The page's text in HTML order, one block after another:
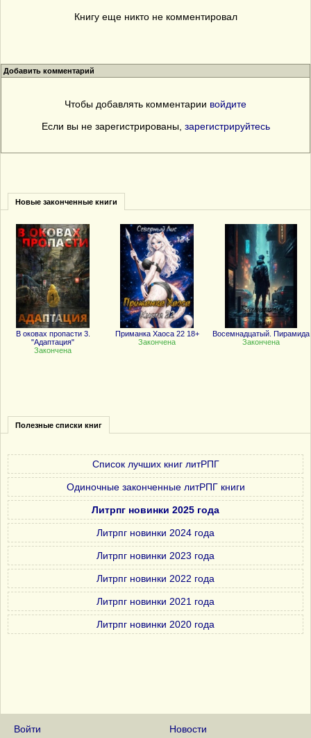
Книгу еще никто не комментировал
Добавить комментарий
Чтобы добавлять комментарии войдите
Если вы не зарегистрированы, зарегистрируйтесь
Новые законченные книги
В оковах пропасти 3.
"Адаптация"
Закончена
Приманка Хаоса 22 18+
Закончена
Восемнадцатый. Пирамида
Закончена
Полезные списки книг
Список лучших книг литРПГ
Одиночные законченные литРПГ книги
Литрпг новинки 2025 года
Литрпг новинки 2024 года
Литрпг новинки 2023 года
Литрпг новинки 2022 года
Литрпг новинки 2021 года
Литрпг новинки 2020 года
Войти Новости